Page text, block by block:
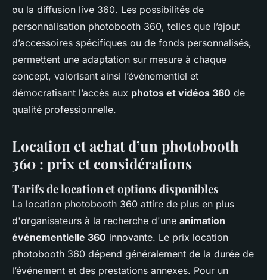
ou la diffusion live 360. Les possibilités de
personnalisation photobooth 360, telles que l’ajout
d’accessoires spécifiques ou de fonds personnalisés,
permettent une adaptation sur mesure à chaque
concept, valorisant ainsi l’événementiel et
démocratisant l’accès aux photos et vidéos 360 de
qualité professionnelle.
Location et achat d’un photobooth
360 : prix et considérations
Tarifs de location et options disponibles
La location photobooth 360 attire de plus en plus
d'organisateurs à la recherche d'une animation
événementielle 360 innovante. Le prix location
photobooth 360 dépend généralement de la durée de
l’événement et des prestations annexes. Pour un